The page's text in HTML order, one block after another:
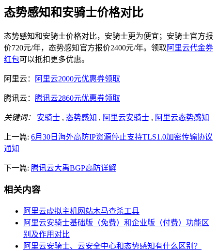
态势感知和安骑士价格对比
态势感知和安骑士价格对比，安骑士更为便宜；安骑士官方报
价720元/年，态势感知官方报价2400元/年。领取 阿里云代金券
红包可以抵扣更多优惠。
阿里云： 阿里云2000元优惠券领取
腾讯云： 腾讯云2860元优惠券领取
关键词： 安骑士 , 态势感知 , 阿里云安骑士 , 阿里云态势感知
上一篇: 6月30日海外高防IP资源停止支持TLS1.0加密传输协议
通知
下一篇: 腾讯云大禹BGP高防详解
相关内容
阿里云虚拟主机网站木马查杀工具
阿里云安骑士基础版（免费）和企业版（付费）功能区
别及作用对比
阿里云安骑士、云安全中心和态势感知有什么区别？